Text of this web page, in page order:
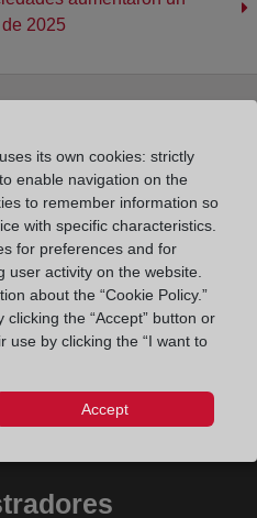
2025
its own cookies: strictly
enable navigation on the
to remember information so
with specific characteristics.
for preferences and for
user activity on the website.
about the “Cookie Policy.”
the “Accept” button or
use by clicking the “I want to
Accept